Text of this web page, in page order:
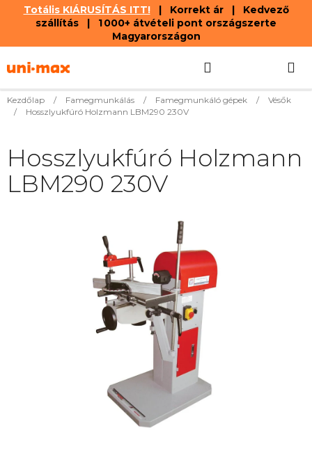
Totális KIÁRUSÍTÁS ITT!| Korrekt ár | Kedvező
szállítás | 1 000+ átvételi pont országszerte
Magyarországon
tartalomhoz
KOSÁR
Kezdőlap / Famegmunkálás / Famegmunkáló gépek /
Vésők
/
Hosszlyukfúró Holzmann LBM290 230V
Hosszlyukfúró Holzmann
LBM290 230V